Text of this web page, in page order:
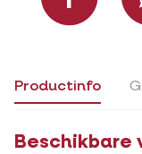
Productinfo
Beschikbare